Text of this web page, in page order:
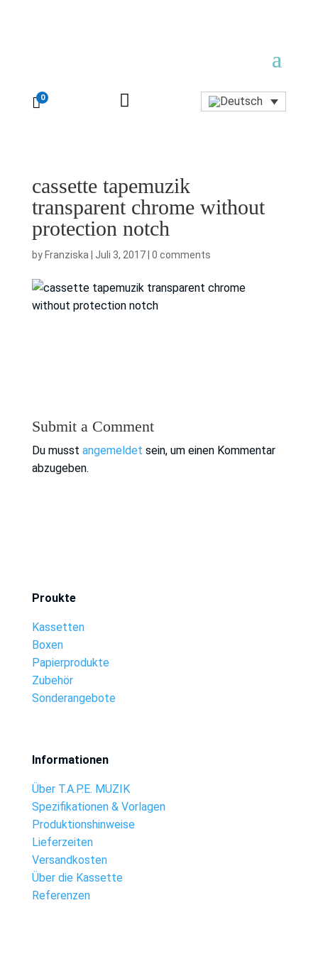
0 
cassette tapemuzik
transparent chrome without
protection notch
by Franziska Juli 3, 2017| 0 comments
Submit a Comment
Du musst angemeldet sein, um einen Kommentar
abzugeben.
Proukte
Kassetten
Boxen
Papierprodukte
Zubehör
Sonderangebote
Informationen
Über T.A.P.E. MUZIK
Spezifikationen & Vorlagen
Produktionshinweise
Lieferzeiten
Versandkosten
Über die Kassette
Referenzen